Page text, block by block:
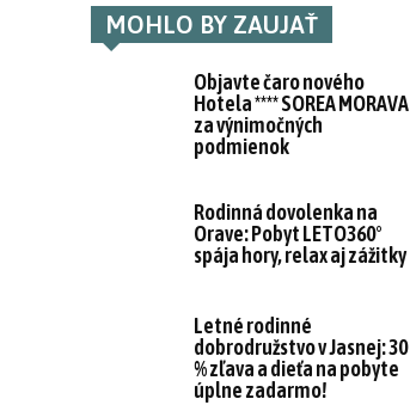
MOHLO BY ZAUJAŤ
Objavte čaro nového
Hotela **** SOREA MORAVA
za výnimočných
podmienok
Rodinná dovolenka na
Orave: Pobyt LETO360°
spája hory, relax aj zážitky
Letné rodinné
dobrodružstvo v Jasnej: 30
% zľava a dieťa na pobyte
úplne zadarmo!